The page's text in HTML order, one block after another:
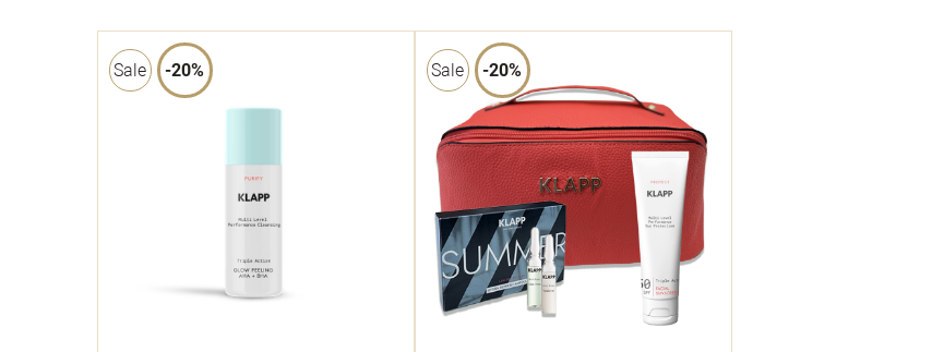
Sale -20% Sale -20%